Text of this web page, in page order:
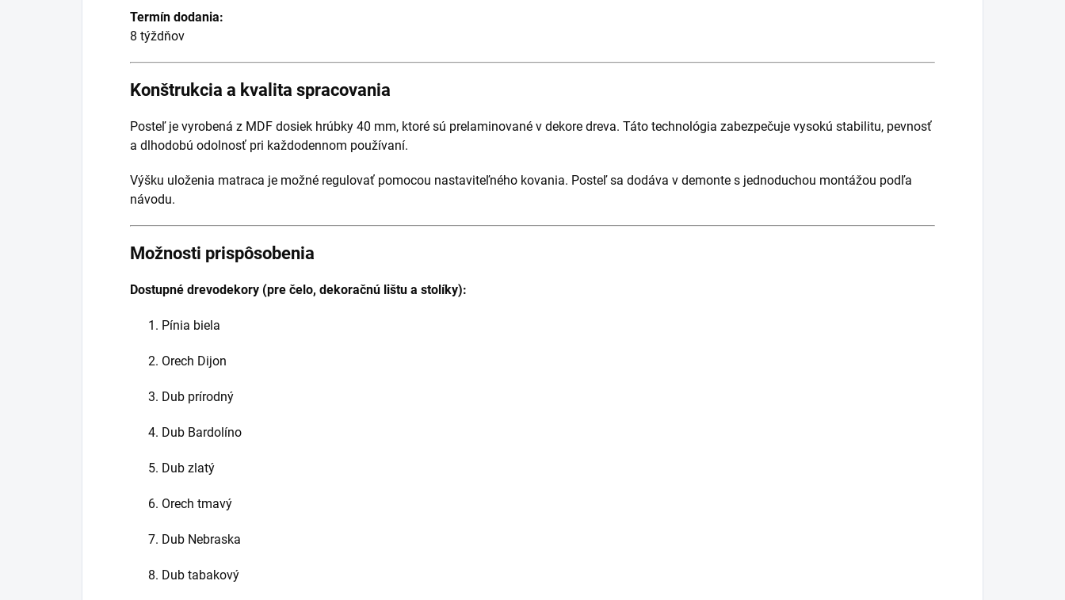
Termín dodania:
8 týždňov
Konštrukcia a kvalita spracovania
Posteľ je vyrobená z MDF dosiek hrúbky 40 mm, ktoré sú prelaminované v dekore dreva. Táto technológia zabezpečuje vysokú stabilitu, pevnosť
a dlhodobú odolnosť pri každodennom používaní.
Výšku uloženia matraca je možné regulovať pomocou nastaviteľného kovania. Posteľ sa dodáva v demonte s jednoduchou montážou podľa
návodu.
Možnosti prispôsobenia
Dostupné drevodekory (pre čelo, dekoračnú lištu a stolíky):
Pínia biela
Orech Dijon
Dub prírodný
Dub Bardolíno
Dub zlatý
Orech tmavý
Dub Nebraska
Dub tabakový